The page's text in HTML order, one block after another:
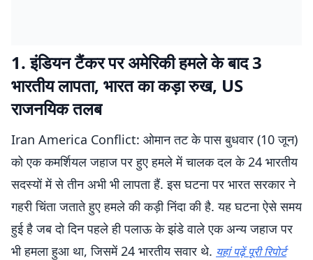
1. इंडियन टैंकर पर अमेरिकी हमले के बाद 3
भारतीय लापता, भारत का कड़ा रुख, US
राजनयिक तलब
Iran America Conflict: ओमान तट के पास बुधवार (10 जून)
को एक कमर्शियल जहाज पर हुए हमले में चालक दल के 24 भारतीय
सदस्यों में से तीन अभी भी लापता हैं. इस घटना पर भारत सरकार ने
गहरी चिंता जताते हुए हमले की कड़ी निंदा की है. यह घटना ऐसे समय
हुई है जब दो दिन पहले ही पलाऊ के झंडे वाले एक अन्य जहाज पर
भी हमला हुआ था, जिसमें 24 भारतीय सवार थे. यहां पढ़ें पूरी रिपोर्ट